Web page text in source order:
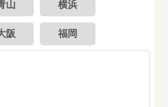
山 横浜
阪 福岡